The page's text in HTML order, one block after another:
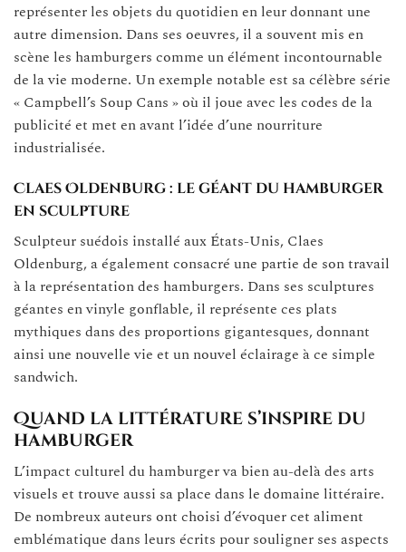
représenter les objets du quotidien en leur donnant une
autre dimension. Dans ses oeuvres, il a souvent mis en
scène les hamburgers comme un élément incontournable
de la vie moderne. Un exemple notable est sa célèbre série
« Campbell’s Soup Cans » où il joue avec les codes de la
publicité et met en avant l’idée d’une nourriture
industrialisée.
Claes Oldenburg : le géant du hamburger
en sculpture
Sculpteur suédois installé aux États-Unis, Claes
Oldenburg, a également consacré une partie de son travail
à la représentation des hamburgers. Dans ses sculptures
géantes en vinyle gonflable, il représente ces plats
mythiques dans des proportions gigantesques, donnant
ainsi une nouvelle vie et un nouvel éclairage à ce simple
sandwich.
Quand la littérature s’inspire du
hamburger
L’impact culturel du hamburger va bien au-delà des arts
visuels et trouve aussi sa place dans le domaine littéraire.
De nombreux auteurs ont choisi d’évoquer cet aliment
emblématique dans leurs écrits pour souligner ses aspects